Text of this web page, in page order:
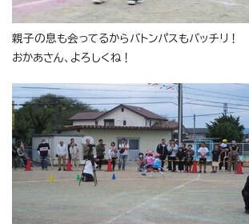
親子の息も会ってるからバトンパスもバッチリ！
おかあさん、よろしくね！